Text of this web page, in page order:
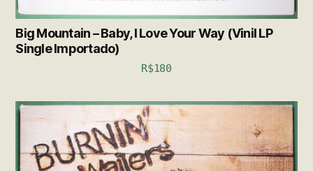
Big Mountain – Baby, I Love Your Way (Vinil LP
Single Importado)
R$180